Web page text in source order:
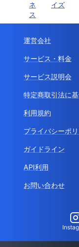
ネ
ス
イズ
運営会社
サービス・料金
サービス説明会
特定商取引法に
利用規約
プライバシーポ
ガイドライン
API利用
お問い合わせ